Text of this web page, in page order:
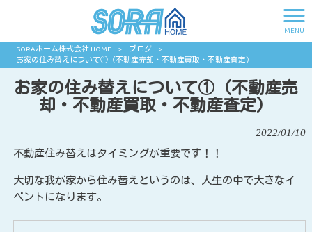
MENU
SORAホーム株式会社 HOME > ブログ >
お家の住み替えについて①（不動産売却・不動産買取・不動産査定）
お家の住み替えについて①（不動産売
却・不動産買取・不動産査定）
2022/01/10
不動産住み替えはタイミングが重要です！！
大切な我が家から住み替えというのは、人生の中で大きなイ
ベントになります。